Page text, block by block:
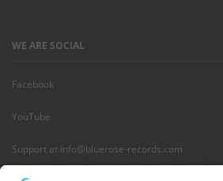
WE ARE SOCIAL
Facebook
YouTube
Support at info@bluerose-records.com